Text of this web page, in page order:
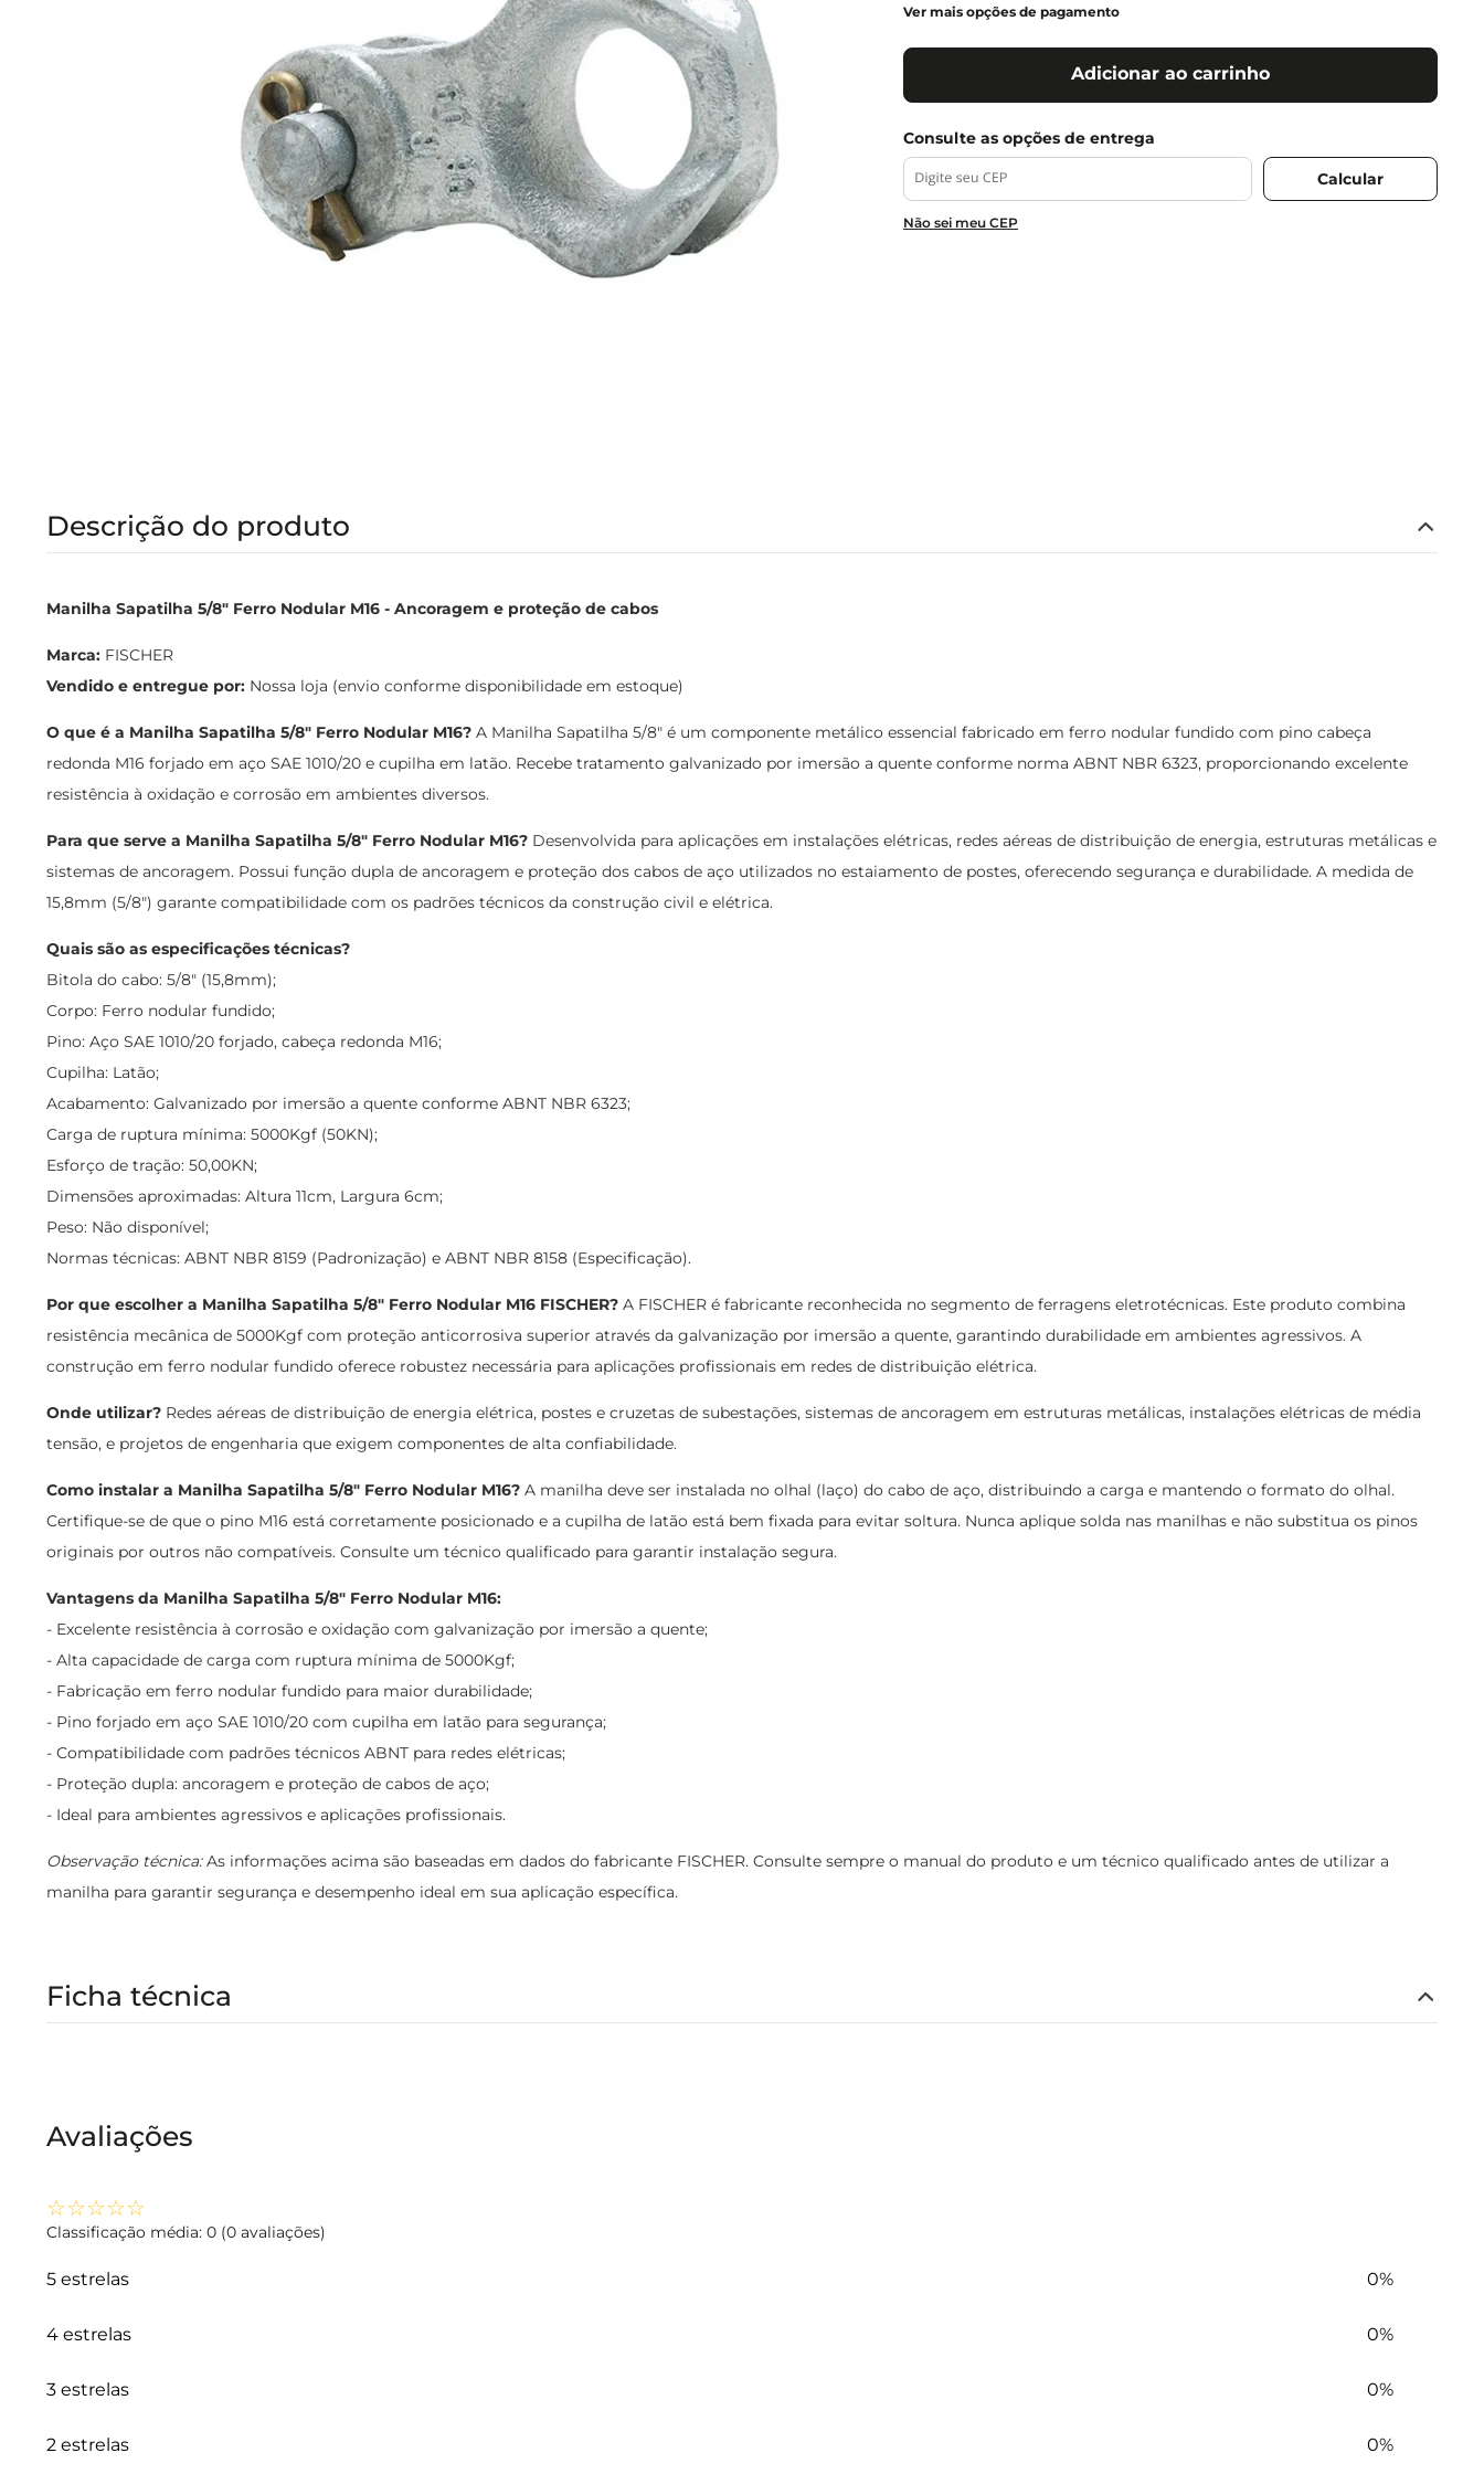
Ver mais opções de pagamento
Adicionar ao carrinho
Não sei meu CEP
Descrição do produto
Manilha Sapatilha 5/8" Ferro Nodular M16 - Ancoragem e proteção de cabos
Marca: FISCHER
Vendido e entregue por: Nossa loja (envio conforme disponibilidade em estoque)
O que é a Manilha Sapatilha 5/8" Ferro Nodular M16? A Manilha Sapatilha 5/8" é um componente metálico essencial fabricado em ferro nodular fundido com pino cabeça
redonda M16 forjado em aço SAE 1010/20 e cupilha em latão. Recebe tratamento galvanizado por imersão a quente conforme norma ABNT NBR 6323, proporcionando excelente
resistência à oxidação e corrosão em ambientes diversos.
Para que serve a Manilha Sapatilha 5/8" Ferro Nodular M16? Desenvolvida para aplicações em instalações elétricas, redes aéreas de distribuição de energia, estruturas metálicas e
sistemas de ancoragem. Possui função dupla de ancoragem e proteção dos cabos de aço utilizados no estaiamento de postes, oferecendo segurança e durabilidade. A medida de
15,8mm (5/8") garante compatibilidade com os padrões técnicos da construção civil e elétrica.
Quais são as especificações técnicas?
Bitola do cabo: 5/8" (15,8mm);
Corpo: Ferro nodular fundido;
Pino: Aço SAE 1010/20 forjado, cabeça redonda M16;
Cupilha: Latão;
Acabamento: Galvanizado por imersão a quente conforme ABNT NBR 6323;
Carga de ruptura mínima: 5000Kgf (50KN);
Esforço de tração: 50,00KN;
Dimensões aproximadas: Altura 11cm, Largura 6cm;
Peso: Não disponível;
Normas técnicas: ABNT NBR 8159 (Padronização) e ABNT NBR 8158 (Especificação).
Por que escolher a Manilha Sapatilha 5/8" Ferro Nodular M16 FISCHER? A FISCHER é fabricante reconhecida no segmento de ferragens eletrotécnicas. Este produto combina
resistência mecânica de 5000Kgf com proteção anticorrosiva superior através da galvanização por imersão a quente, garantindo durabilidade em ambientes agressivos. A
construção em ferro nodular fundido oferece robustez necessária para aplicações profissionais em redes de distribuição elétrica.
Onde utilizar? Redes aéreas de distribuição de energia elétrica, postes e cruzetas de subestações, sistemas de ancoragem em estruturas metálicas, instalações elétricas de média
tensão, e projetos de engenharia que exigem componentes de alta confiabilidade.
Como instalar a Manilha Sapatilha 5/8" Ferro Nodular M16? A manilha deve ser instalada no olhal (laço) do cabo de aço, distribuindo a carga e mantendo o formato do olhal.
Certifique-se de que o pino M16 está corretamente posicionado e a cupilha de latão está bem fixada para evitar soltura. Nunca aplique solda nas manilhas e não substitua os pinos
originais por outros não compatíveis. Consulte um técnico qualificado para garantir instalação segura.
Vantagens da Manilha Sapatilha 5/8" Ferro Nodular M16:
- Excelente resistência à corrosão e oxidação com galvanização por imersão a quente;
- Alta capacidade de carga com ruptura mínima de 5000Kgf;
- Fabricação em ferro nodular fundido para maior durabilidade;
- Pino forjado em aço SAE 1010/20 com cupilha em latão para segurança;
- Compatibilidade com padrões técnicos ABNT para redes elétricas;
- Proteção dupla: ancoragem e proteção de cabos de aço;
- Ideal para ambientes agressivos e aplicações profissionais.
Observação técnica:As informações acima são baseadas em dados do fabricante FISCHER. Consulte sempre o manual do produto e um técnico qualificado antes de utilizar a
manilha para garantir segurança e desempenho ideal em sua aplicação específica.
Ficha técnica
Avaliações
☆☆☆☆☆
Classificação média: 0 (0 avaliações)
5 estrelas 0%
4 estrelas 0%
3 estrelas 0%
2 estrelas 0%